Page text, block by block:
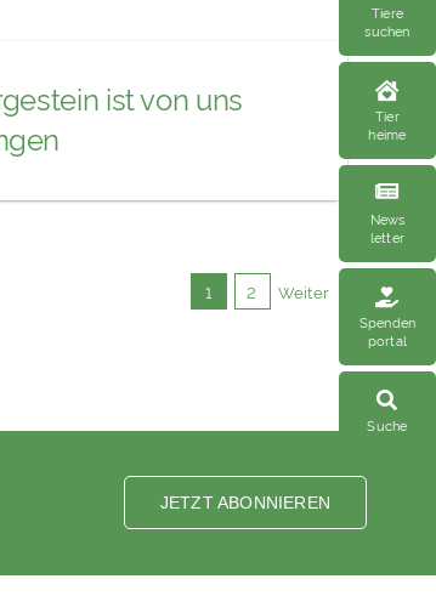
Tiere
suchen
Tier
heime
News
letter
Spenden
portal
Suche
ist von uns
1 2 Weiter
JETZT ABONNIEREN